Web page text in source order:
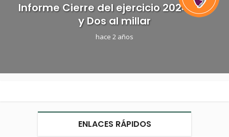
Informe Cierre del ejercicio 2024 Uno
y Dos al millar
hace 2 años
ENLACES RÁPIDOS